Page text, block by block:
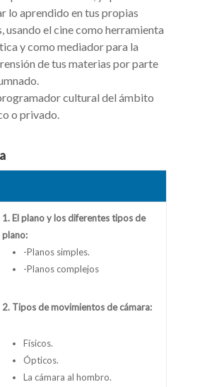
lo aprendido en tus propias
usando el cine como herramienta
y como mediador para la
de tus materias por parte
cultural del ámbito
o privado.
1. El plano y los diferentes tipos de
plano:
-Planos simples.
-Planos complejos
2. Tipos de movimientos de cámara:
Físicos.
Ópticos.
La cámara al hombro.